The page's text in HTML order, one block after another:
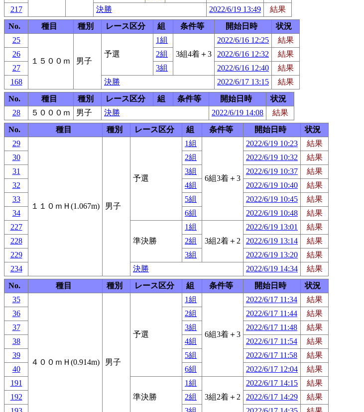
217
決勝 2022/6/19 13:49
結果
No.
種目 種別 レース区分 組 条件等 開始日時
状況
25
１５００ｍ 男子
予選
1組
3組4着＋3
2022/6/16 12:25
結果
26
2組 2022/6/16 12:32
結果
27
3組 2022/6/16 12:40
結果
168
決勝 2022/6/17 13:15
結果
No.
種目 種別 レース区分 組 条件等 開始日時
状況
28
５０００ｍ 男子 決勝 2022/6/19 14:08
結果
No.
種目 種別 レース区分 組 条件等 開始日時
状況
29
１１０ｍＨ(1.067m) 男子
予選
1組
6組3着＋3
2022/6/19 10:23
結果
30
2組 2022/6/19 10:32
結果
31
3組 2022/6/19 10:37
結果
32
4組 2022/6/19 10:40
結果
33
5組 2022/6/19 10:45
結果
34
6組 2022/6/19 10:48
結果
227
準決勝
1組
3組2着＋2
2022/6/19 13:01
結果
228
2組 2022/6/19 13:14
結果
229
3組 2022/6/19 13:20
結果
234
決勝 2022/6/19 14:34
結果
No.
種目 種別 レース区分 組 条件等 開始日時
状況
35
４００ｍＨ(0.914m) 男子
予選
1組
6組3着＋3
2022/6/17 11:34
結果
36
2組 2022/6/17 11:44
結果
37
3組 2022/6/17 11:48
結果
38
4組 2022/6/17 11:54
結果
39
5組 2022/6/17 11:58
結果
40
6組 2022/6/17 12:04
結果
191
準決勝
1組
3組2着＋2
2022/6/17 14:15
結果
192
2組 2022/6/17 14:29
結果